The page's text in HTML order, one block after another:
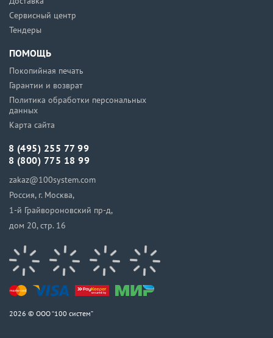
Сервисный центр
Тендеры
ПОМОЩЬ
Покопийная печать
Гарантии и возврат
Политика обработки персональных
данных
Карта сайта
8 (495) 255 77 99
8 (800) 775 18 99
zakaz@100system.com
Россия, г. Москва,
1-й Грайвороновский пр-д,
дом 20, стр. 16
2026 © ООО “100 систем”